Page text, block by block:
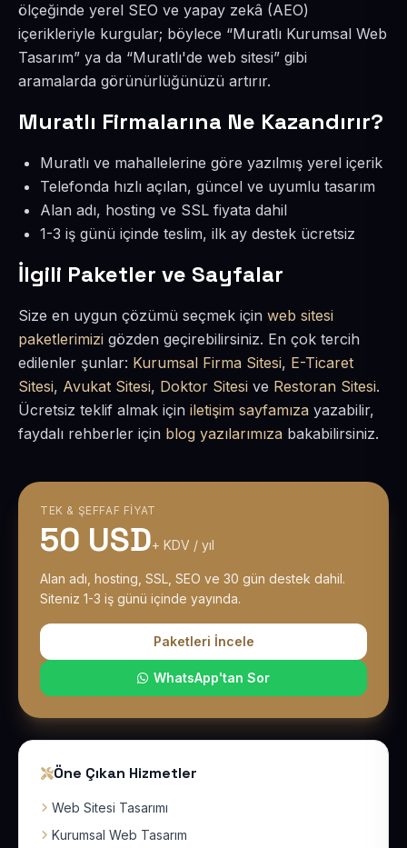
ölçeğinde yerel SEO ve yapay zekâ (AEO)
içerikleriyle kurgular; böylece “Muratlı Kurumsal Web
Tasarım” ya da “Muratlı'de web sitesi” gibi
aramalarda görünürlüğünüzü artırır.
Muratlı Firmalarına Ne Kazandırır?
Muratlı ve mahallelerine göre yazılmış yerel içerik
Telefonda hızlı açılan, güncel ve uyumlu tasarım
Alan adı, hosting ve SSL fiyata dahil
1-3 iş günü içinde teslim, ilk ay destek ücretsiz
İlgili Paketler ve Sayfalar
Size en uygun çözümü seçmek için web sitesi
paketlerimizi gözden geçirebilirsiniz. En çok tercih
edilenler şunlar: Kurumsal Firma Sitesi, E-Ticaret
Sitesi, Avukat Sitesi, Doktor Sitesi ve Restoran Sitesi.
Ücretsiz teklif almak için iletişim sayfamıza yazabilir,
faydalı rehberler için blog yazılarımıza bakabilirsiniz.
TEK & ŞEFFAF FIYAT
50 USD+ KDV / yıl
Alan adı, hosting, SSL, SEO ve 30 gün destek dahil.
Siteniz 1-3 iş günü içinde yayında.
Paketleri İncele
WhatsApp'tan Sor
Öne Çıkan Hizmetler
Web Sitesi Tasarımı
Kurumsal Web Tasarım